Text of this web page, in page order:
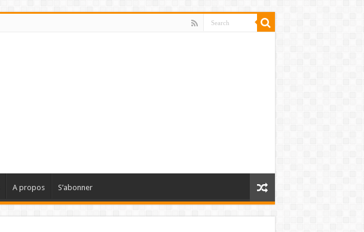
A propos S’abonner